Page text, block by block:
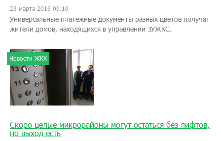
23 марта 2016 09:10
Универсальные платёжные документы разных цветов получат
жители домов, находящихся в управлении ЗУЖКС.
Новости ЖКХ
Скоро целые микрорайоны могут остаться без лифтов,
но выход есть